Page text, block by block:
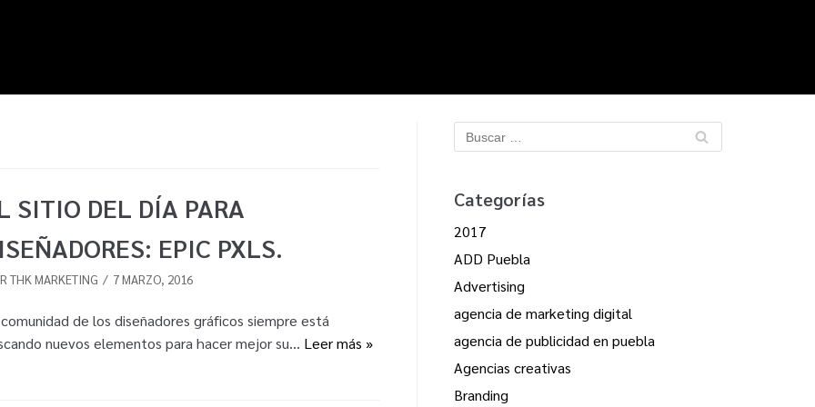
SITIO DEL DÍA PARA
EPIC PXLS.
THK MARKETING 7 MARZO, 2016
de los diseñadores gráficos siempre está
nuevos elementos para hacer mejor su… Leer más »
Categorías
2017
ADD Puebla
Advertising
agencia de marketing digital
agencia de publicidad en puebla
Agencias creativas
Branding